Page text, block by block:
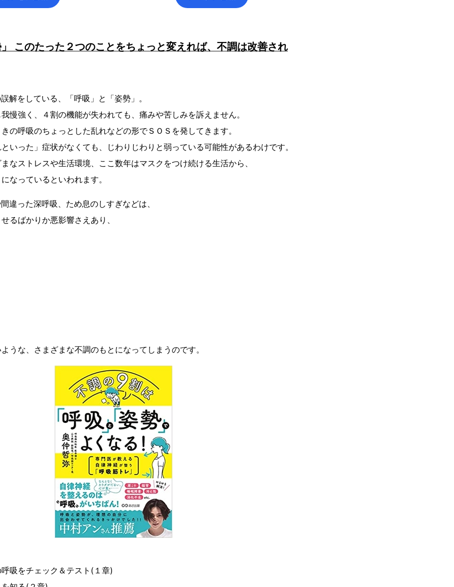
このたった２つのことをちょっと変えれば、不調は改善され
解をしている、「呼吸」と「姿勢」。
慢強く、４割の機能が失われても、痛みや苦しみを訴えません。
の呼吸のちょっとした乱れなどの形でＳＯＳを発してきます。
いった」症状がなくても、じわりじわりと弱っている可能性があるわけです。
なストレスや生活環境、ここ数年はマスクをつけ続ける生活から、
なっているといわれます。
違った深呼吸、ため息のしすぎなどは、
るばかりか悪影響さえあり、
うな、さまざまな不調のもとになってしまうのです。
吸をチェック＆テスト(１章)